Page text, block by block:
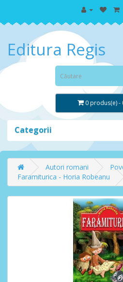
Editura Regis
0 produs(e) -
Categorii
Autori romani
Faramiturica - Horia Robeanu